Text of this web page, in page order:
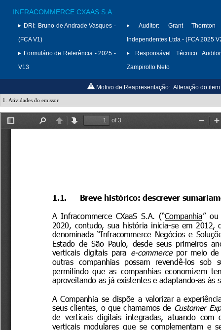
INFRACOMMERCE CXAAS S.A.
DRI: Bruno de Andrade Vasques -
(FCA V1)
Formulário de Referência - 2025 -
V13
Auditor:
Grant Thornton
Independentes Ltda - (FCA 2025
Responsável Técnico
Zampirollo Neto
Motivo de Reapresentação: Alteração do item